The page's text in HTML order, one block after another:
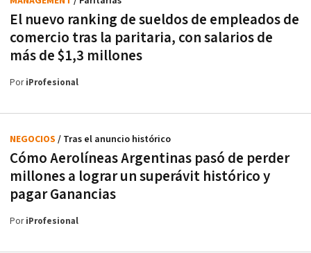
El nuevo ranking de sueldos de empleados de
comercio tras la paritaria, con salarios de
más de $1,3 millones
PoriProfesional
Cómo Aerolíneas Argentinas pasó de perder
millones a lograr un superávit histórico y
pagar Ganancias
NEGOCIOS / Tras el anuncio histórico
PoriProfesional